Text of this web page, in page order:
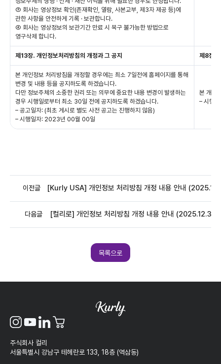
③ 회사는 영상정보 확인(존재확인, 열람, 사본교부, 제3자 제공 등)에
관한 사항을 안전하게 기록 · 보관합니다.
④ 회사는 영상정보의 보관기간 만료 시 복구 불가능한 방법으로
영구삭제 합니다.
제13장. 개인정보처리방침의 개정과 그 공지 제8장.
본 개인정보 처리방침을 개정할 경우에는 최소 7일전에 홈페이지를 통해
변경 및 내용 등을 공지하도록 하겠습니다.
다만 정보주체의 소중한 권리 또는 의무에 중요한 내용 변경이 발생하는
경우 시행일로부터 최소 30일 전에 공지하도록 하겠습니다.
– 공고일자: (최초 게시로 별도 사전 공고는 진행하지 않음)
– 시행일자: 2023년 00월 00일
본 개인
– 시행
이전글 [Kurly USA] 개인정보 처리방침 개정 내용 안내
다음글 [컬리로] 개인정보 처리방침 개정 내용 안내 (2025.12.30)
목록으로
주식회사 컬리
서울특별시 강남구 테헤란로 133, 18층 (역삼동)